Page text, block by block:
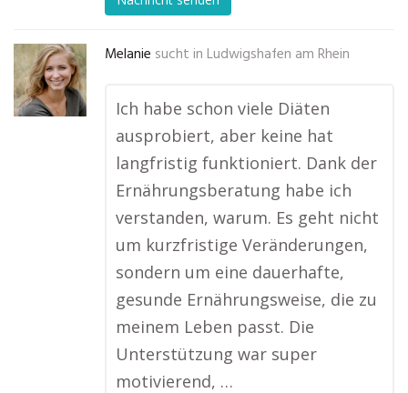
Melanie sucht in Ludwigshafen am Rhein
Ich habe schon viele Diäten
ausprobiert, aber keine hat
langfristig funktioniert. Dank der
Ernährungsberatung habe ich
verstanden, warum. Es geht nicht
um kurzfristige Veränderungen,
sondern um eine dauerhafte,
gesunde Ernährungsweise, die zu
meinem Leben passt. Die
Unterstützung war super
motivierend, …